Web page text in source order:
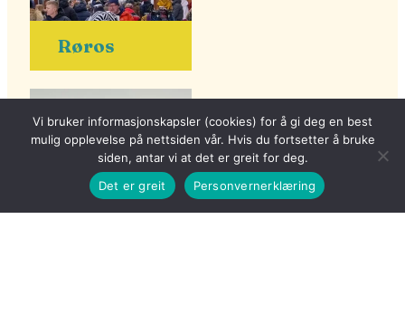
Røros
Vi bruker informasjonskapsler (cookies) for å gi deg en best
mulig opplevelse på nettsiden vår. Hvis du fortsetter å bruke
siden, antar vi at det er greit for deg.
Det er greit
Personvernerklæring